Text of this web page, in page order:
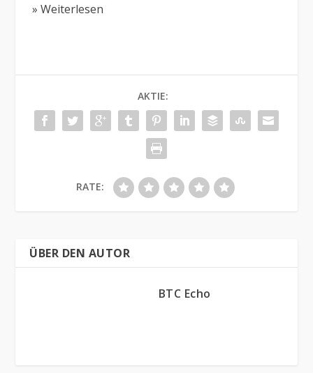
» Weiterlesen
AKTIE:
RATE:
ÜBER DEN AUTOR
BTC Echo